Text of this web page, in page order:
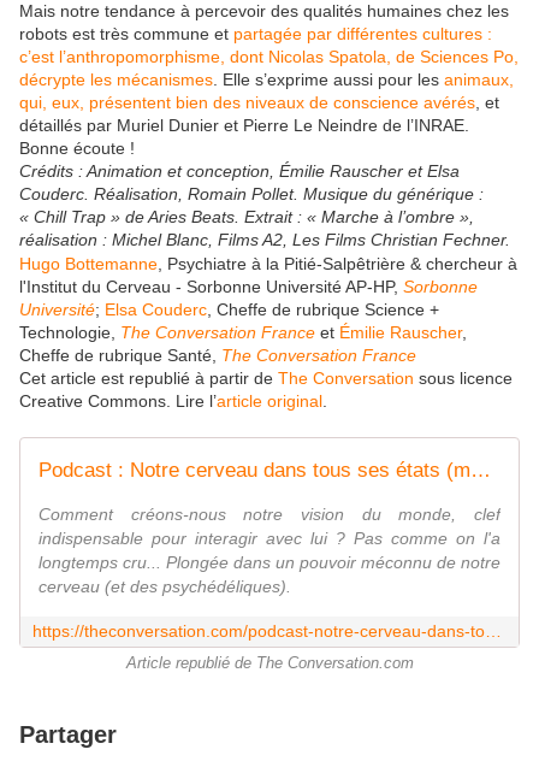
Mais notre tendance à percevoir des qualités humaines chez les
robots est très commune et partagée par différentes cultures :
c’est l’anthropomorphisme, dont Nicolas Spatola, de Sciences Po,
décrypte les mécanismes . Elle s’exprime aussi pour les animaux,
qui, eux, présentent bien des niveaux de conscience avérés , et
détaillés par Muriel Dunier et Pierre Le Neindre de l’INRAE.
Bonne écoute !
Crédits : Animation et conception, Émilie Rauscher et Elsa
Couderc. Réalisation, Romain Pollet. Musique du générique :
« Chill Trap » de Aries Beats. Extrait : « Marche à l’ombre »,
réalisation : Michel Blanc, Films A2, Les Films Christian Fechner.
Hugo Bottemanne , Psychiatre à la Pitié-Salpêtrière & chercheur à
l'Institut du Cerveau - Sorbonne Université AP-HP, Sorbonne
Université; Elsa Couderc , Cheffe de rubrique Science +
Technologie, The Conversation France et Émilie Rauscher,
Cheffe de rubrique Santé, The Conversation France
Cet article est republié à partir de The Conversation sous licence
Creative Commons. Lire l’article original
Podcast : Notre cerveau dans tous ses états (mentaux)
Comment créons-nous notre vision du monde, clef
indispensable pour interagir avec lui ? Pas comme on l'a
longtemps cru... Plongée dans un pouvoir méconnu de notre
cerveau (et des psychédéliques).
Article republié de The Conversation.com
Partager